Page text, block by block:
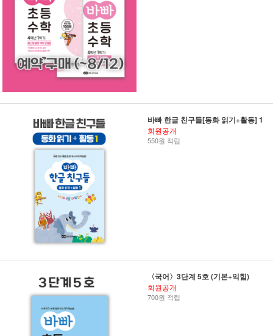
바빠 한글 친구들[동화 읽기+활동] 1
회원공개
550원 적립
〈국어〉3단계 5호 (기본+익힘)
회원공개
700원 적립